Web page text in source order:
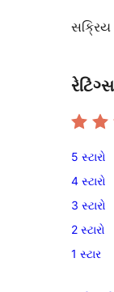
સક્રિય
રેટિંગ્સ
4
5-
સ્ટાર
સમીક્ષાઓ
5 સ્ટારો
0
4-
સ્ટાર
સમીક્ષાઓ
4 સ્ટારો
0
3-
સ્ટાર
3 સ્ટારો
0
2-
2 સ્ટારો
0
1 સ્ટાર